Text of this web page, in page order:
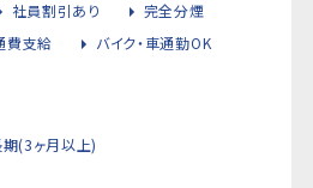
社員割引あり
完全分煙
費支給
バイク・車通勤OK
期(3ヶ月以上)